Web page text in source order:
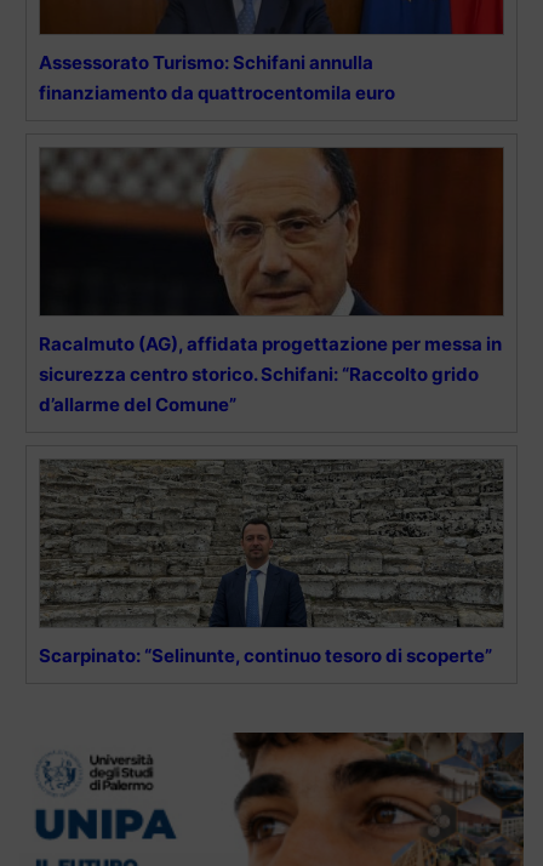
Assessorato Turismo: Schifani annulla
finanziamento da quattrocentomila euro
Racalmuto (AG), affidata progettazione per messa in
sicurezza centro storico. Schifani: “Raccolto grido
d’allarme del Comune”
Scarpinato: “Selinunte, continuo tesoro di scoperte”